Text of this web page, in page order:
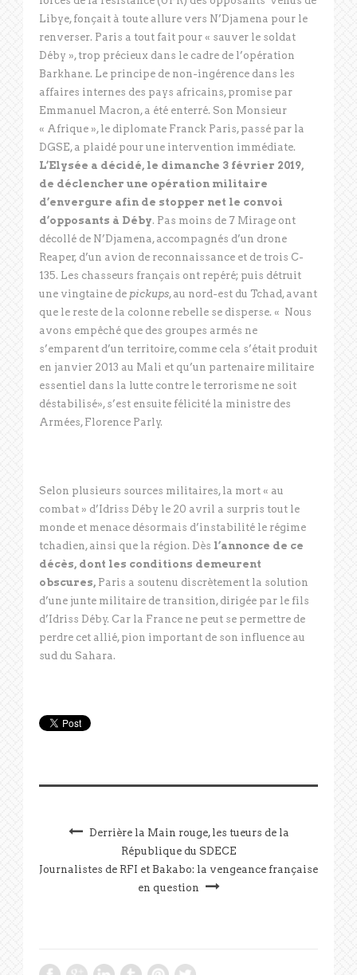
Libye, fonçait à toute allure vers N’Djamena pour le
renverser. Paris a tout fait pour « sauver le soldat
Déby », trop précieux dans le cadre de l’opération
Barkhane. Le principe de non-ingérence dans les
affaires internes des pays africains, promise par
Emmanuel Macron, a été enterré. Son Monsieur
« Afrique », le diplomate Franck Paris, passé par la
DGSE, a plaidé pour une intervention immédiate.
L’Elysée a décidé, le dimanche 3 février 2019,
de déclencher une opération militaire
d’envergure afin de stopper net le convoi
d’opposants à Déby. Pas moins de 7 Mirage ont
décollé de N’Djamena, accompagnés d’un drone
Reaper, d’un avion de reconnaissance et de trois C-
135. Les chasseurs français ont repéré; puis détruit
une vingtaine de pickups, au nord-est du Tchad, avant
que le reste de la colonne rebelle se disperse. « Nous
avons empêché que des groupes armés ne
s’emparent d’un territoire, comme cela s’était produit
en janvier 2013 au Mali et qu’un partenaire militaire
essentiel dans la lutte contre le terrorisme ne soit
déstabilisé», s’est ensuite félicité la ministre des
Armées, Florence Parly.
Selon plusieurs sources militaires, la mort « au
combat » d’Idriss Déby le 20 avril a surpris tout le
monde et menace désormais d’instabilité le régime
tchadien, ainsi que la région. Dès l’annonce de ce
décès, dont les conditions demeurent
obscures, Paris a soutenu discrètement la solution
d’une junte militaire de transition, dirigée par le fils
d’Idriss Déby. Car la France ne peut se permettre de
perdre cet allié, pion important de son influence au
sud du Sahara.
Derrière la Main rouge, les tueurs de la
République du SDECE
Journalistes de RFI et Bakabo: la vengeance française
en question